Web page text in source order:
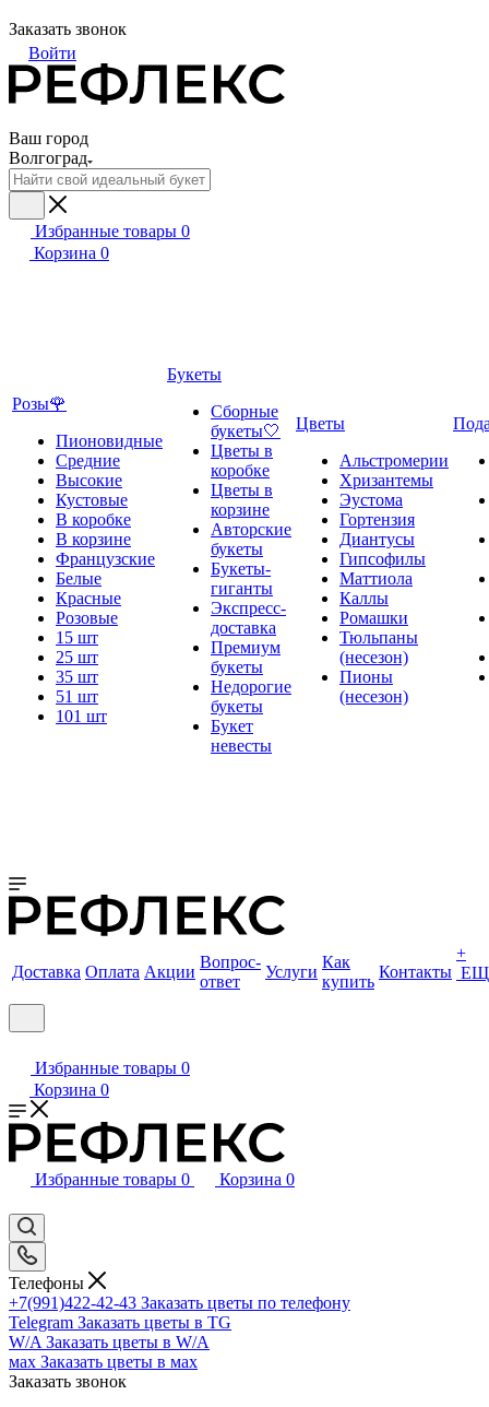
Заказать звонок
Войти
Ваш город
Волгоград
Избранные товары 0
Корзина 0
Розы🌹
Пионовидные
Средние
Высокие
Кустовые
В коробке
В корзине
Французские
Белые
Красные
Розовые
15 шт
25 шт
35 шт
51 шт
101 шт
Букеты
Сборные
букеты🤍
Цветы в
коробке
Цветы в
корзине
Авторские
букеты
Букеты-
гиганты
Экспресс-
доставка
Премиум
букеты
Недорогие
букеты
Букет
невесты
Цветы
Альстромерии
Хризантемы
Эустома
Гортензия
Диантусы
Гипсофилы
Маттиола
Каллы
Ромашки
Тюльпаны
(несезон)
Пионы
(несезон)
Доставка Оплата Акции
Вопрос-
ответ
Услуги
Как
купить
Контакты
+
Избранные товары 0
Корзина 0
Избранные товары 0 Корзина 0
Телефоны
+7(991)422-42-43 Заказать цветы по телефону
Telegram Заказать цветы в TG
W/A Заказать цветы в W/A
мах Заказать цветы в мах
Заказать звонок